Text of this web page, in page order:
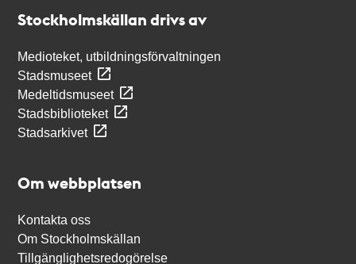
Stockholmskällan drivs av
Medioteket, utbildningsförvaltningen
Stadsmuseet
Medeltidsmuseet
Stadsbiblioteket
Stadsarkivet
Om webbplatsen
Kontakta oss
Om Stockholmskällan
Tillgänglighetsredogörelse